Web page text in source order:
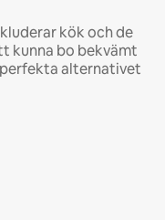
kök och de
kunna bo bekvämt
alternativet